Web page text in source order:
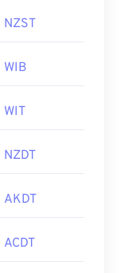
NZST
WIB
WIT
NZDT
AKDT
ACDT